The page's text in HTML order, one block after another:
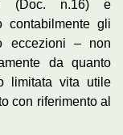
(Doc. n.16) e
contabilmente gli
eccezioni – non
da quanto
limitata vita utile
con riferimento al